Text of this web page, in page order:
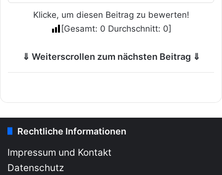
Klicke, um diesen Beitrag zu bewerten!
[Gesamt: 0 Durchschnitt: 0]
⇓ Weiterscrollen zum nächsten Beitrag ⇓
Rechtliche Informationen
Impressum und Kontakt
Datenschutz